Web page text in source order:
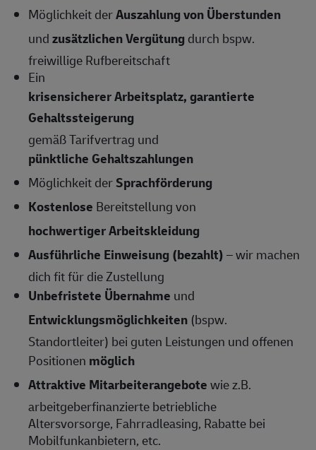
Möglichkeit derAuszahlung von Überstunden
undzusätzlichen Vergütungdurch bspw.
freiwillige Rufbereitschaft
Ein
krisensicherer Arbeitsplatz, garantierte
Gehaltssteigerung
gemäß Tarifvertrag und
pünktliche Gehaltszahlungen
Möglichkeit derSprachförderung
Kostenlose Bereitstellung von
hochwertiger Arbeitskleidung
Ausführliche Einweisung (bezahlt)– wir machen
dich fit für die Zustellung
Unbefristete Übernahme und
Entwicklungsmöglichkeiten (bspw.
Standortleiter) bei guten Leistungen und offenen
Positionen möglich
Attraktive Mitarbeiterangebotewie z.B.
arbeitgeberfinanzierte betriebliche
Altersvorsorge, Fahrradleasing, Rabatte bei
Mobilfunkanbietern, etc.